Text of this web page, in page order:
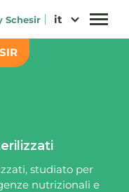
Schesir it
studiato per
nutrizionali e